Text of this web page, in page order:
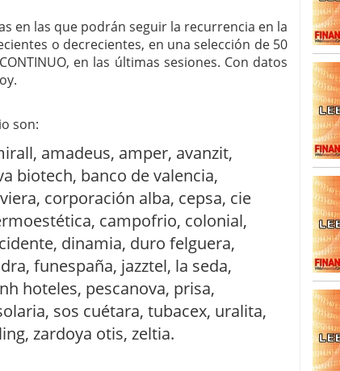
mayo 24, 2013
Aún con recorrido a la baja para
y entonces si se podría apostar por un
en las que podrán seguir la recurrencia en la
o decrecientes, en una selección de 50
en las últimas sesiones. Con datos
son:
amadeus, amper, avanzit,
biotech, banco de valencia,
corporación alba, cepsa, cie
campofrio, colonial,
dinamia, duro felguera,
funespaña, jazztel, la seda,
hoteles, pescanova, prisa,
sos cuétara, tubacex, uralita,
zardoya otis, zeltia.